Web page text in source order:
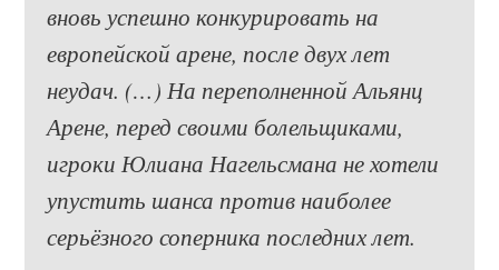
вновь успешно конкурировать на
европейской арене, после двух лет
неудач. (…) На переполненной Альянц
Арене, перед своими болельщиками,
игроки Юлиана Нагельсмана не хотели
упустить шанса против наиболее
серьёзного соперника последних лет.